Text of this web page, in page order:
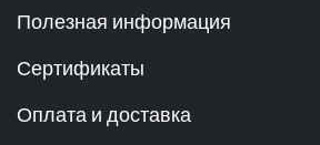
Полезная информация
Сертификаты
Оплата и доставка